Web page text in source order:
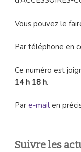
Vous pouvez le
Par téléphone en
Ce numéro est
14 h 18 h.
Par e-mail en
Suivre les